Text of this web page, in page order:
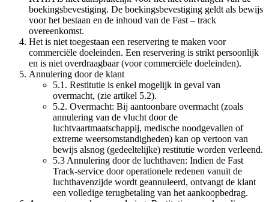
boekingsbevestiging. De boekingsbevestiging geldt als bewijs
voor het bestaan en de inhoud van de Fast – track
overeenkomst.
Het is niet toegestaan een reservering te maken voor
commerciële doeleinden. Een reservering is strikt persoonlijk
en is niet overdraagbaar (voor commerciële doeleinden).
Annulering door de klant
5.1. Restitutie is enkel mogelijk in geval van
overmacht, (zie artikel 5.2).
5.2. Overmacht: Bij aantoonbare overmacht (zoals
annulering van de vlucht door de
luchtvaartmaatschappij, medische noodgevallen of
extreme weersomstandigheden) kan op vertoon van
bewijs alsnog (gedeeltelijke) restitutie worden verleend.
5.3 Annulering door de luchthaven: Indien de Fast
Track-service door operationele redenen vanuit de
luchthavenzijde wordt geannuleerd, ontvangt de klant
een volledige terugbetaling van het aankoopbedrag.